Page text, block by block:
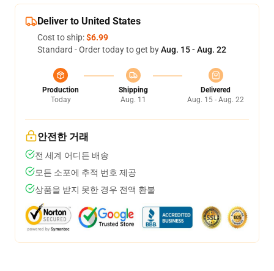
Deliver to United States
Cost to ship:$6.99
Standard - Order today to get byAug. 15 - Aug. 22
Production
Today
Shipping
Aug. 11
Delivered
Aug. 15 - Aug. 22
안전한 거래
전 세계 어디든 배송
모든 소포에 추적 번호 제공
상품을 받지 못한 경우 전액 환불